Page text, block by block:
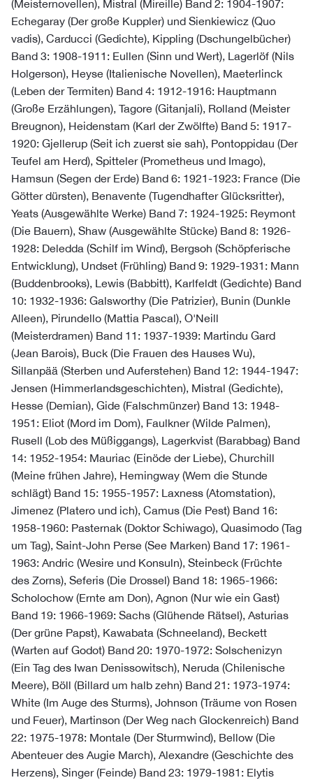
(Meisternovellen), Mistral (Mireille) Band 2: 1904-1907:
Echegaray (Der große Kuppler) und Sienkiewicz (Quo
vadis), Carducci (Gedichte), Kippling (Dschungelbücher)
Band 3: 1908-1911: Eullen (Sinn und Wert), Lagerlöf (Nils
Holgerson), Heyse (Italienische Novellen), Maeterlinck
(Leben der Termiten) Band 4: 1912-1916: Hauptmann
(Große Erzählungen), Tagore (Gitanjali), Rolland (Meister
Breugnon), Heidenstam (Karl der Zwölfte) Band 5: 1917-
1920: Gjellerup (Seit ich zuerst sie sah), Pontoppidau (Der
Teufel am Herd), Spitteler (Prometheus und Imago),
Hamsun (Segen der Erde) Band 6: 1921-1923: France (Die
Götter dürsten), Benavente (Tugendhafter Glücksritter),
Yeats (Ausgewählte Werke) Band 7: 1924-1925: Reymont
(Die Bauern), Shaw (Ausgewählte Stücke) Band 8: 1926-
1928: Deledda (Schilf im Wind), Bergsoh (Schöpferische
Entwicklung), Undset (Frühling) Band 9: 1929-1931: Mann
(Buddenbrooks), Lewis (Babbitt), Karlfeldt (Gedichte) Band
10: 1932-1936: Galsworthy (Die Patrizier), Bunin (Dunkle
Alleen), Pirundello (Mattia Pascal), O'Neill
(Meisterdramen) Band 11: 1937-1939: Martindu Gard
(Jean Barois), Buck (Die Frauen des Hauses Wu),
Sillanpää (Sterben und Auferstehen) Band 12: 1944-1947:
Jensen (Himmerlandsgeschichten), Mistral (Gedichte),
Hesse (Demian), Gide (Falschmünzer) Band 13: 1948-
1951: Eliot (Mord im Dom), Faulkner (Wilde Palmen),
Rusell (Lob des Müßiggangs), Lagerkvist (Barabbag) Band
14: 1952-1954: Mauriac (Einöde der Liebe), Churchill
(Meine frühen Jahre), Hemingway (Wem die Stunde
schlägt) Band 15: 1955-1957: Laxness (Atomstation),
Jimenez (Platero und ich), Camus (Die Pest) Band 16:
1958-1960: Pasternak (Doktor Schiwago), Quasimodo (Tag
um Tag), Saint-John Perse (See Marken) Band 17: 1961-
1963: Andric (Wesire und Konsuln), Steinbeck (Früchte
des Zorns), Seferis (Die Drossel) Band 18: 1965-1966:
Scholochow (Ernte am Don), Agnon (Nur wie ein Gast)
Band 19: 1966-1969: Sachs (Glühende Rätsel), Asturias
(Der grüne Papst), Kawabata (Schneeland), Beckett
(Warten auf Godot) Band 20: 1970-1972: Solschenizyn
(Ein Tag des Iwan Denissowitsch), Neruda (Chilenische
Meere), Böll (Billard um halb zehn) Band 21: 1973-1974:
White (Im Auge des Sturms), Johnson (Träume von Rosen
und Feuer), Martinson (Der Weg nach Glockenreich) Band
22: 1975-1978: Montale (Der Sturmwind), Bellow (Die
Abenteuer des Augie March), Alexandre (Geschichte des
Herzens), Singer (Feinde) Band 23: 1979-1981: Elytis